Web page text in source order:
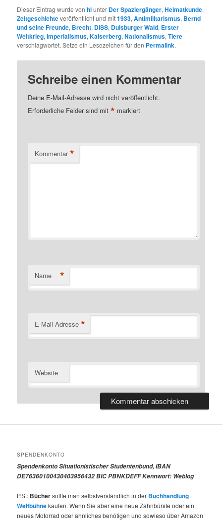
Dieser Eintrag wurde vonhlunter Der Spaziergänger,Heimatkunde,
Zeitgeschichteveröffentlicht und mit1933,Antimilitarismus, Bernd
und seine Freunde, Brecht, DISS, Duisburger Wald, Erster
Weltkrieg,Imperialismus,Kaiserberg,Nationalismus,Tiere
verschlagwortet. Setze ein Lesezeichen für den Permalink.
Schreibe einen Kommentar
Deine E-Mail-Adresse wird nicht veröffentlicht.
Erforderliche Felder sind mit* markiert
Kommentar *
Name *
E-Mail-Adresse *
Website
SPENDENKONTO
Spendenkonto Situationistischer Studentenbund, IBAN
DE76360100430403956432 BIC PBNKDEFF Kennwort: Weblog
P.S.: Büchersollte man selbstverständlich in der Buchhandlung
Weltbühnekaufen. Wenn Sie aber eine neue Zahnbürste oder ein
neues Motorrad oder ähnliches benötigen und sowieso über Amazon